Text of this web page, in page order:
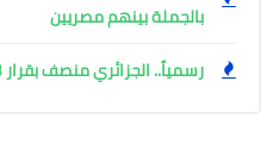
بالجملة بينهم مصريين
رسمياً.. الجزائري منصف بقرار 3 مواسم مع الأهلي